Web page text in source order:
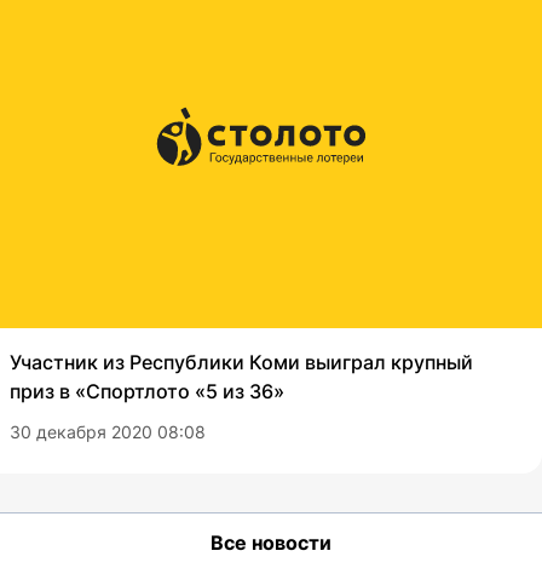
Участник из Республики Коми выиграл крупный
приз в «Спортлото «5 из 36»
30 декабря 2020 08:08
Все новости